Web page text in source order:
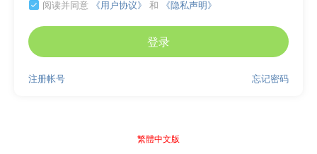
 阅读并同意 《用户协议》 和 《隐私声明》
登录
忘记密码
注册帐号
繁體中文版